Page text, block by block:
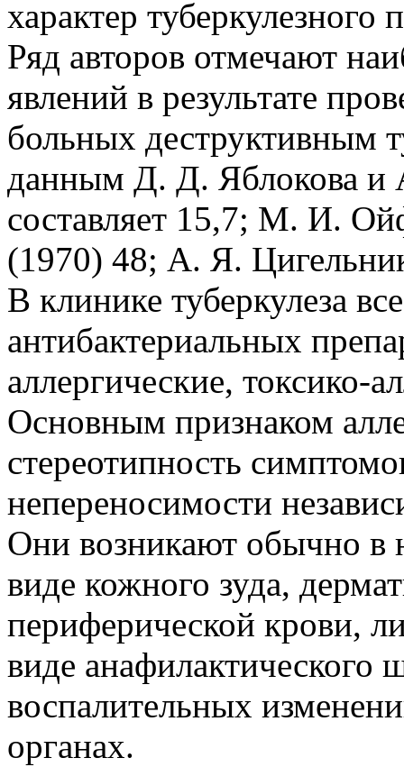
характер туберкулезного
Ряд авторов отмечают
явлений в результате
больных деструктивным
данным Д. Д. Яблокова и
составляет 15,7; М. И.
(1970) 48; А. Я.
В клинике туберкулеза
антибактериальных
аллергические, токсико-
Основным признаком
стереотипность
непереносимости
Они возникают обычно в
виде кожного зуда,
периферической крови,
виде анафилактического
воспалительных
органах.